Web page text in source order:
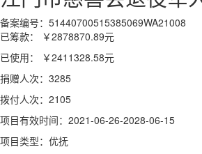
备案编号：51440700515385069WA21008
已筹款：
￥2878870.89元
已使用：
￥2411328.58元
捐赠人次：3285
拨付人次：2105
项目有效时间：2021-06-26-2028-06-15
项目类型：优抚